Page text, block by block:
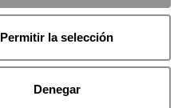
Permitir la selección
Denegar